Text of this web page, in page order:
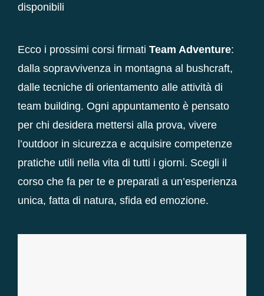
disponibili
Ecco i prossimi corsi firmati Team Adventure:
dalla sopravvivenza in montagna al bushcraft,
dalle tecniche di orientamento alle attività di
team building. Ogni appuntamento è pensato
per chi desidera mettersi alla prova, vivere
l’outdoor in sicurezza e acquisire competenze
pratiche utili nella vita di tutti i giorni. Scegli il
corso che fa per te e preparati a un’esperienza
unica, fatta di natura, sfida ed emozione.